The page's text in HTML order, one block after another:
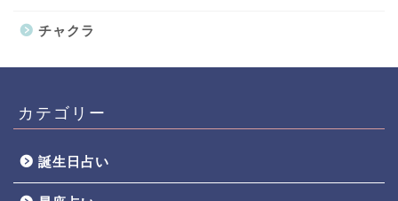
チャクラ
カテゴリー
誕生日占い